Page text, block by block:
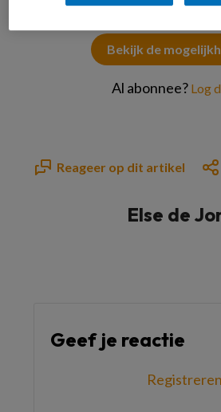
Bekijk de
Al abonnee? Log
Reageer op dit artikel
Else de
Geef je reactie
Registreren